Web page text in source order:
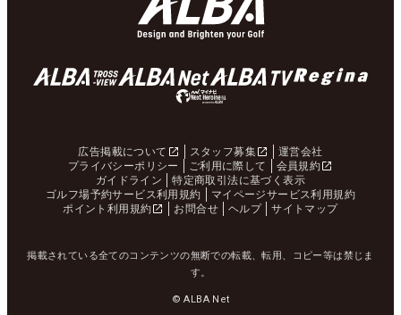
広告掲載について スタッフ募集
運営会社
プライバシーポリシー
ご利用に際して
会員規約
ガイドライン
特定商取引法に基づく表示
ゴルフ場予約サービス利用規約
マイページサービス利用規約
ポイント利用規約
お問合せ ヘルプ サイトマップ
掲載されている全てのコンテンツの無断での転載、転用、コピー等は禁じま
す。
© ALBA Net